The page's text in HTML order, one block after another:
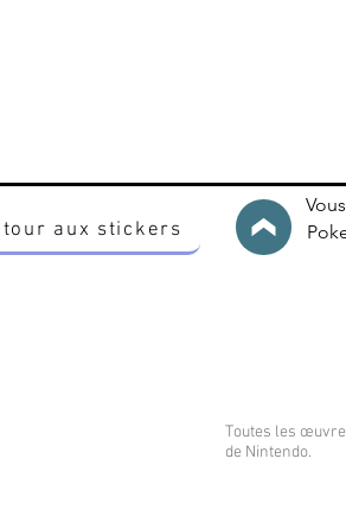
aux stickers
Toutes les
de Nintendo.